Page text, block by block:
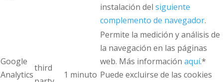
instalación del siguiente
complemento de navegador.
Google
Analytics
third
1 minuto
Permite la medición y análisis de
la navegación en las páginas
web. Más información aquí.*
Puede excluirse de las cookies